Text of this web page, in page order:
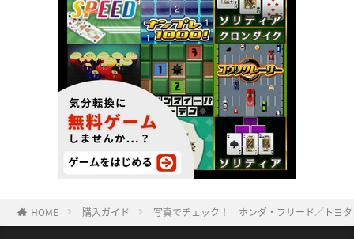
HOME 購入ガイド 写真でチェック！ ホンダ・フリード／トヨ